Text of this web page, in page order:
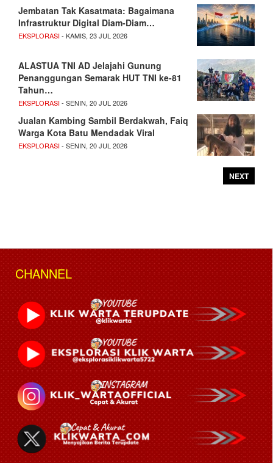
Jembatan Tak Kasatmata: Bagaimana
Infrastruktur Digital Diam-Diam…
EKSPLORASI- KAMIS, 23 JUL 2026
ALASTUA TNI AD Jelajahi Gunung
Penanggungan Semarak HUT TNI ke-81
Tahun…
EKSPLORASI- SENIN, 20 JUL 2026
Jualan Kambing Sambil Berdakwah, Faiq
Warga Kota Batu Mendadak Viral
EKSPLORASI- SENIN, 20 JUL 2026
NEXT
CHANNEL